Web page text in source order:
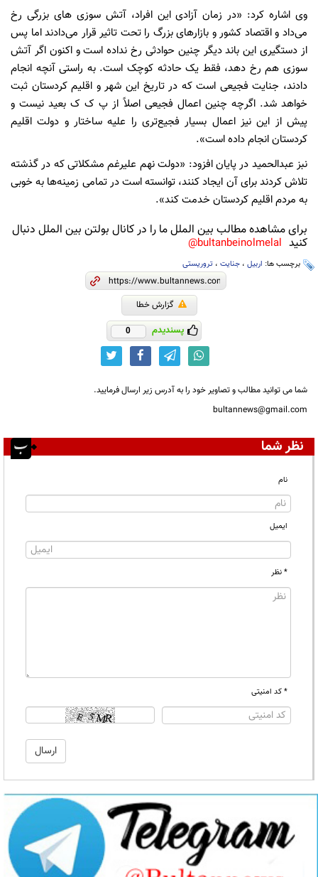
وی اشاره کرد: «در زمان آزادی این افراد، آتش سوزی های بزرگی رخ
می‌داد و اقتصاد کشور و بازارهای بزرگ را تحت تاثیر قرار می‌دادند اما پس
از دستگیری این باند دیگر چنین حوادثی رخ نداده است و اکنون اگر آتش
سوزی هم رخ دهد، فقط یک حادثه کوچک است. به راستی آنچه انجام
دادند، جنایت فجیعی است که در تاریخ این شهر و اقلیم کردستان ثبت
خواهد شد. اگرچه چنین اعمال فجیعی اصلاً از پ ک ک بعید نیست و
پیش از این نیز اعمال بسیار فجیع‌تری را علیه ساختار و دولت اقلیم
کردستان انجام داده است».
نبز عبدالحمید در پایان افزود: «دولت نهم علیرغم مشکلاتی که در گذشته
تلاش کردند برای آن ایجاد کنند، توانسته است در تمامی زمینه‌ها به خوبی
به مردم اقلیم کردستان خدمت کند».
برای مشاهده مطالب بین الملل ما را در کانال بولتن بین الملل دنبال
کنید bultanbeinolmelal@
برچسب ها: اربیل ، جنایت ، تروریستی
گزارش خطا
پسندیدم 0
شما می توانید مطالب و تصاویر خود را به آدرس زیر ارسال فرمایید.
bultannews@gmail.com
نظر شما
نام
ایمیل
* نظر
* کد امنیتی